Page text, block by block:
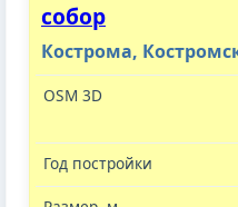
собор
Кострома,